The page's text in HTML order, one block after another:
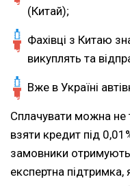
(Китай);
Фахівці з Китаю
викуплять та
Вже в Україні
Сплачувати можна не
взяти кредит під
замовники
експертна